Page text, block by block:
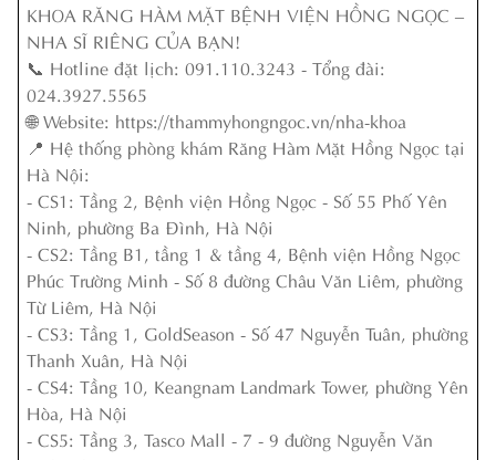
KHOA RĂNG HÀM MẶT BỆNH VIỆN HỒNG NGỌC –
NHA SĨ RIÊNG CỦA BẠN!
📞 Hotline đặt lịch: 091.110.3243 - Tổng đài:
024.3927.5565
🌐 Website: https://thammyhongngoc.vn/nha-khoa
📍 Hệ thống phòng khám Răng Hàm Mặt Hồng Ngọc tại
Hà Nội:
- CS1: Tầng 2, Bệnh viện Hồng Ngọc - Số 55 Phố Yên
Ninh, phường Ba Đình, Hà Nội
- CS2: Tầng B1, tầng 1 & tầng 4, Bệnh viện Hồng Ngọc
Phúc Trường Minh - Số 8 đường Châu Văn Liêm, phường
Từ Liêm, Hà Nội
- CS3: Tầng 1, GoldSeason - Số 47 Nguyễn Tuân, phường
Thanh Xuân, Hà Nội
- CS4: Tầng 10, Keangnam Landmark Tower, phường Yên
Hòa, Hà Nội
- CS5: Tầng 3, Tasco Mall - 7 - 9 đường Nguyễn Văn